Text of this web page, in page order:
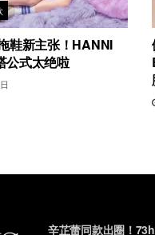
鞋新主张！HANNI
公式太绝啦
辛芷蕾同款出圈！